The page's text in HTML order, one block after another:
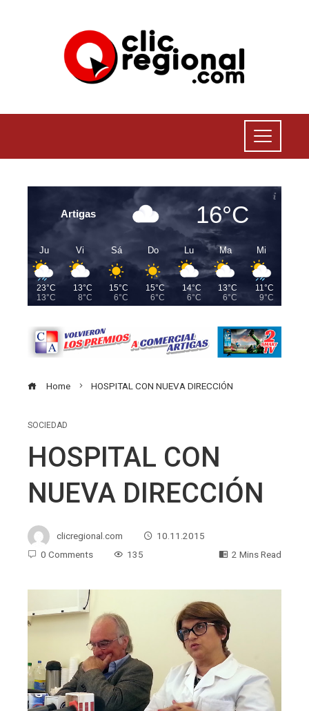
Artigas 16°C
Ju
23°C
13°C
Vi
13°C
8°C
Sá
15°C
6°C
Do
15°C
6°C
Lu
14°C
6°C
Ma
13°C
6°C
Mi
11°C
9°C
Home HOSPITAL CON NUEVA DIRECCIÓN
SOCIEDAD
HOSPITAL CON
NUEVA DIRECCIÓN
clicregional.com
10.11.2015
0 Comments
135 2 Mins Read